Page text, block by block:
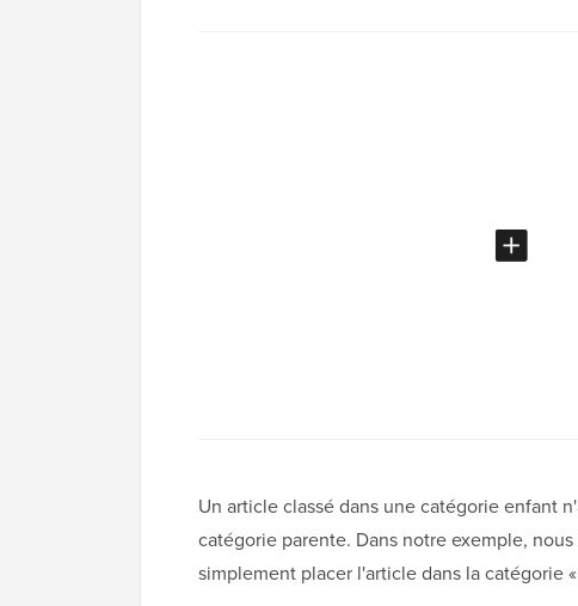
Un article classé dans une catégorie enfant
catégorie parente. Dans notre exemple,
simplement placer l'article dans la catégorie